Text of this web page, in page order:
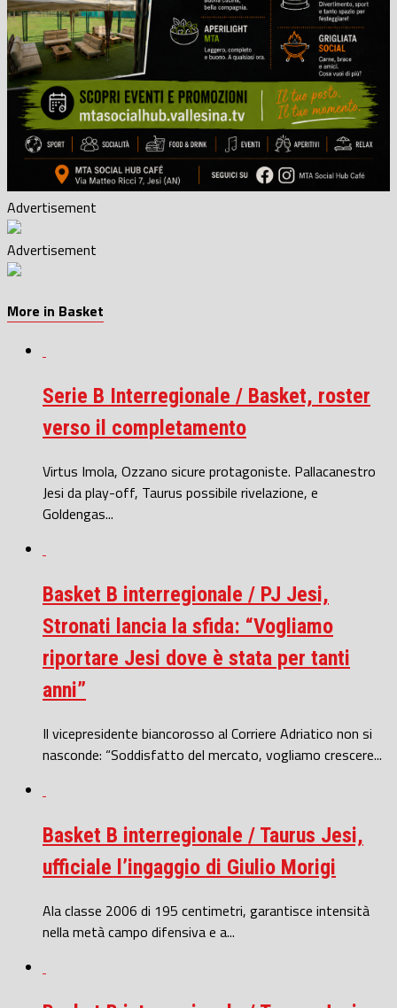
Advertisement
Advertisement
More in Basket
Serie B Interregionale / Basket, roster
verso il completamento
Virtus Imola, Ozzano sicure protagoniste. Pallacanestro
Jesi da play-off, Taurus possibile rivelazione, e
Goldengas...
Basket B interregionale / PJ Jesi,
Stronati lancia la sfida: “Vogliamo
riportare Jesi dove è stata per tanti
anni”
Il vicepresidente biancorosso al Corriere Adriatico non si
nasconde: “Soddisfatto del mercato, vogliamo crescere...
Basket B interregionale / Taurus Jesi,
ufficiale l’ingaggio di Giulio Morigi
Ala classe 2006 di 195 centimetri, garantisce intensità
nella metà campo difensiva e a...